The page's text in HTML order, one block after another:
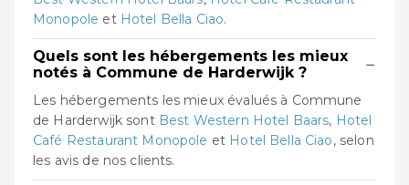
Monopole et Hotel Bella Ciao.
Quels sont les hébergements les mieux
notés à Commune de Harderwijk ?
−
Les hébergements les mieux évalués à Commune
de Harderwijk sont Best Western Hotel Baars, Hotel
Café Restaurant Monopole et Hotel Bella Ciao, selon
les avis de nos clients.